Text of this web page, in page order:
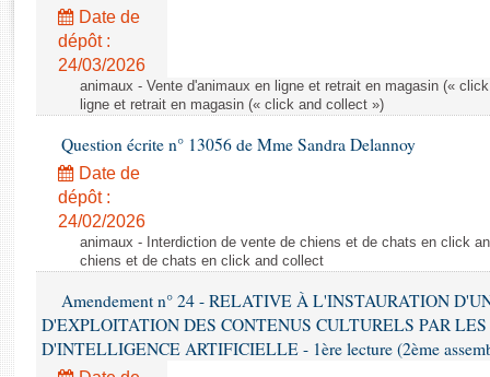
Rapports législatifs
Rapports sur l'application des lois
Baromètre de l’application des lois
Dossiers législatifs
Budget et sécurité sociale
Questions écrites et orales
Comptes rendus des débats
Date de
dépôt :
24/03/2026
animaux - Vente d'animaux en ligne et retrait en magasin («
ligne et retrait en magasin (« click and collect »)
Question écrite n° 13056 de Mme Sandra Delannoy
Date de
dépôt :
24/02/2026
animaux - Interdiction de vente de chiens et de chats en click
chiens et de chats en click and collect
Amendement n° 24 - RELATIVE À L'INSTAURATION
D'EXPLOITATION DES CONTENUS CULTURELS PAR LES
D'INTELLIGENCE ARTIFICIELLE - 1ère lecture (2ème